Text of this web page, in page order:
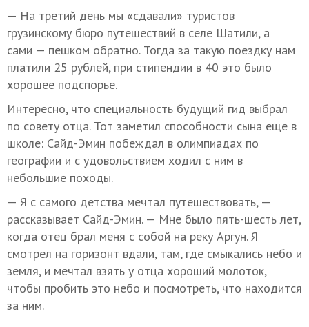
— На третий день мы «сдавали» туристов
грузинскому бюро путешествий в селе Шатили, а
сами — пешком обратно. Тогда за такую поездку нам
платили 25 рублей, при стипендии в 40 это было
хорошее подспорье.
Интересно, что специальность будущий гид выбрал
по совету отца. Тот заметил способности сына еще в
школе: Сайд-Эмин побеждал в олимпиадах по
географии и с удовольствием ходил с ним в
небольшие походы.
— Я с самого детства мечтал путешествовать, —
рассказывает Сайд-Эмин. — Мне было пять-шесть лет,
когда отец брал меня с собой на реку Аргун. Я
смотрел на горизонт вдали, там, где смыкались небо и
земля, и мечтал взять у отца хороший молоток,
чтобы пробить это небо и посмотреть, что находится
за ним.